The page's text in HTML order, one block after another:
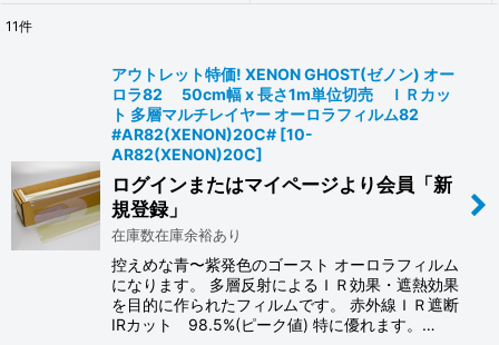
絞り込む
11件
アウトレット特価! XENON GHOST(ゼノン) オー
ロラ82 50cm幅 x 長さ1m単位切売 ＩＲカッ
ト 多層マルチレイヤー オーロラフィルム82
#AR82(XENON)20C# [10-
AR82(XENON)20C]
ログインまたはマイページより会員「新
規登録」
在庫数在庫余裕あり
控えめな青〜紫発色のゴースト オーロラフィルム
になります。 多層反射によるＩＲ効果・遮熱効果
を目的に作られたフィルムです。 赤外線ＩＲ遮断
IRカット 98.5%(ピーク値) 特に優れます。…